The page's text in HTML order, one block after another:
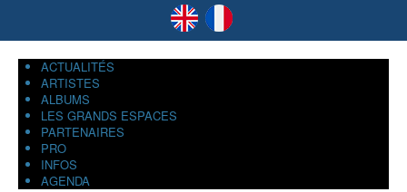
ACTUALITÉS
ARTISTES
ALBUMS
LES GRANDS ESPACES
PARTENAIRES
PRO
INFOS
AGENDA